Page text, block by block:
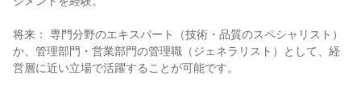
将来： 専門分野のエキスパート（技術・品質のスペシャリスト）
か、管理部門・営業部門の管理職（ジェネラリスト）として、経
営層に近い立場で活躍することが可能です。